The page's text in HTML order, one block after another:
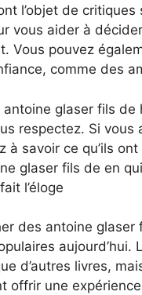
l’objet de
vous aider à
Vous pouvez
comme des
glaser fils
respectez. Si
à savoir ce qu’ils
glaser fils de en
l’éloge
des antoine
d’autres livres,
offrir une